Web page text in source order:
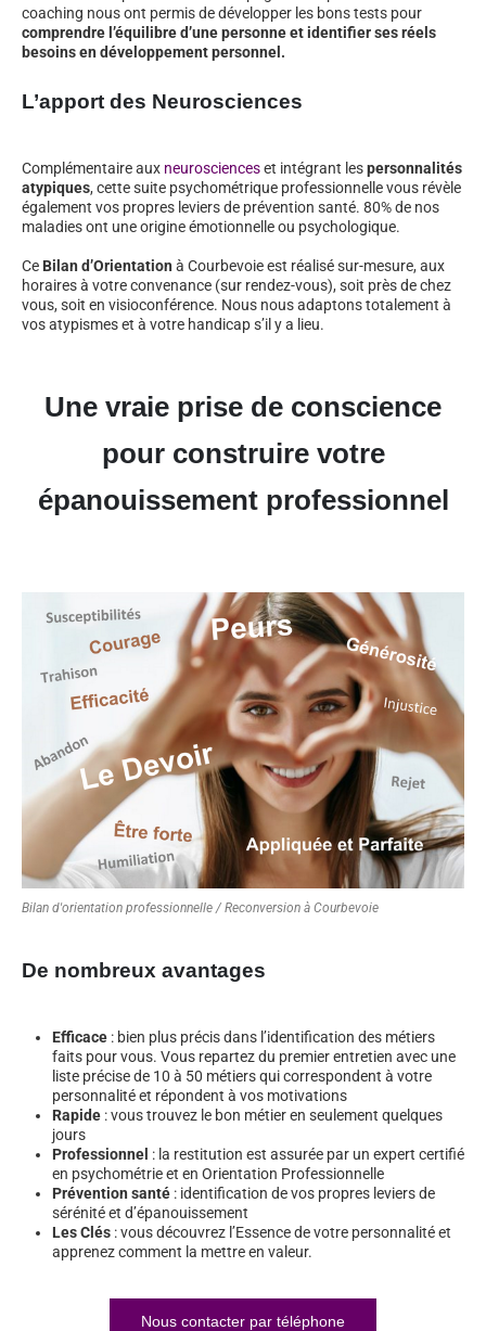
coaching nous ont permis de développer les bons tests pour
comprendre l’équilibre d’une personne et identifier ses réels
besoins en développement personnel.
L’apport des Neurosciences
Complémentaire aux neuroscienceset intégrant lespersonnalités
atypiques, cette suite psychométrique professionnelle vous révèle
également vos propres leviers de prévention santé. 80% de nos
maladies ont une origine émotionnelle ou psychologique.
Ce Bilan d’Orientation à Courbevoie est réalisé sur-mesure, aux
horaires à votre convenance (sur rendez-vous), soit près de chez
vous, soit en visioconférence. Nous nous adaptons totalement à
vos atypismes et à votre handicap s’il y a lieu.
Une vraie prise de conscience
pour construire votre
épanouissement professionnel
Bilan d'orientation professionnelle / Reconversion à Courbevoie
De nombreux avantages
Efficace : bien plus précis dans l’identification des métiers
faits pour vous. Vous repartez du premier entretien avec une
liste précise de 10 à 50 métiers qui correspondent à votre
personnalité et répondent à vos motivations
Rapide : vous trouvez le bon métier en seulement quelques
jours
Professionnel : la restitution est assurée par un expert certifié
en psychométrie et en Orientation Professionnelle
Prévention santé : identification de vos propres leviers de
sérénité et d’épanouissement
Les Clés : vous découvrez l’Essence de votre personnalité et
apprenez comment la mettre en valeur.
Nous contacter par téléphone